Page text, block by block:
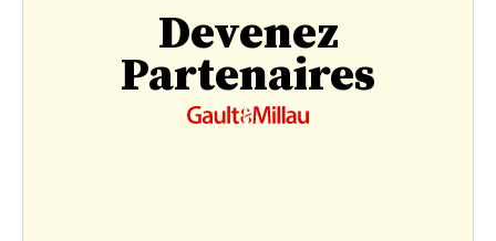
Devenez
Partenaires